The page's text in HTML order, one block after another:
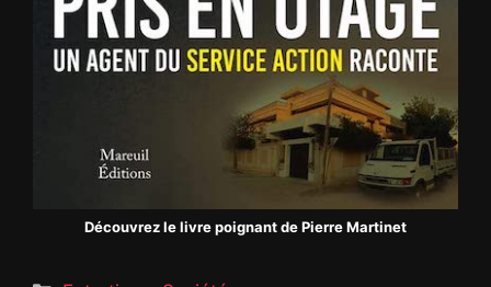
Découvrez le livre poignant de Pierre Martinet